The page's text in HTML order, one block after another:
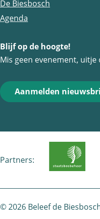
e
d
e
o
t
De Biesbosch
Agenda
Blijf op de hoogte!
Mis geen evenement,
Aanmelden
Partners:
© 2026 Beleef de